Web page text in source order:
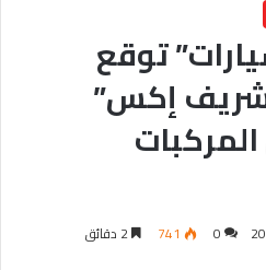
توقع
إكس”
0
741